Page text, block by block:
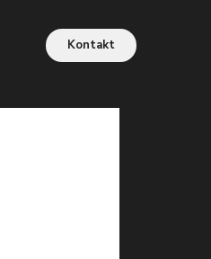
Kontakt